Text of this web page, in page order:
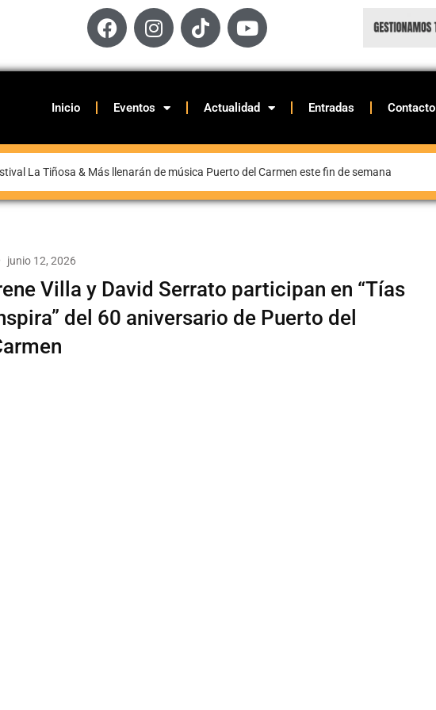
Inicio Eventos Actualidad Entradas Contacto
La Tiñosa & Más llenarán de música Puerto del Carmen este fin de semana
junio 12, 2026
Villa y David Serrato participan en “Tías
del 60 aniversario de Puerto del